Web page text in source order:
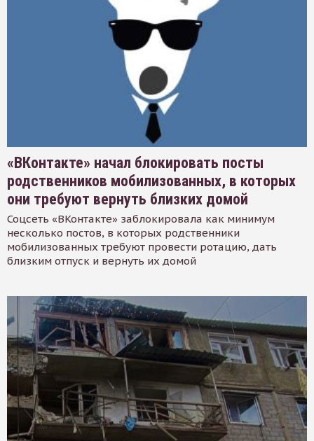
«ВКонтакте» начал блокировать посты
родственников мобилизованных, в которых
они требуют вернуть близких домой
Соцсеть «ВКонтакте» заблокировала как минимум
несколько постов, в которых родственники
мобилизованных требуют провести ротацию, дать
близким отпуск и вернуть их домой